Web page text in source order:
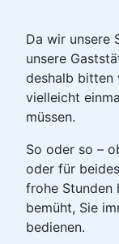
Da wir unsere
unsere
deshalb bitten
vielleicht
müssen.
So oder so –
oder für
frohe Stunden
bemüht, Sie
bedienen.